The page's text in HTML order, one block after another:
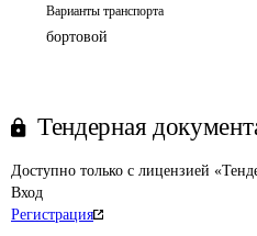
Варианты транспорта
бортовой
Тендерная
Доступно только с лицензией
Вход
Регистрация